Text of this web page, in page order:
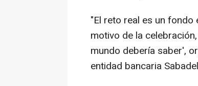
"El reto real es un
motivo de la
mundo debería saber',
entidad bancaria